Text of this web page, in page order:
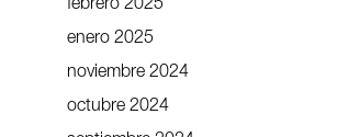
febrero 2025
enero 2025
noviembre 2024
octubre 2024